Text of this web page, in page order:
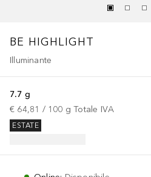
BE HIGHLIGHT
Illuminante
7.7 g
€ 64,81 / 100 g Totale IVA
ESTATE